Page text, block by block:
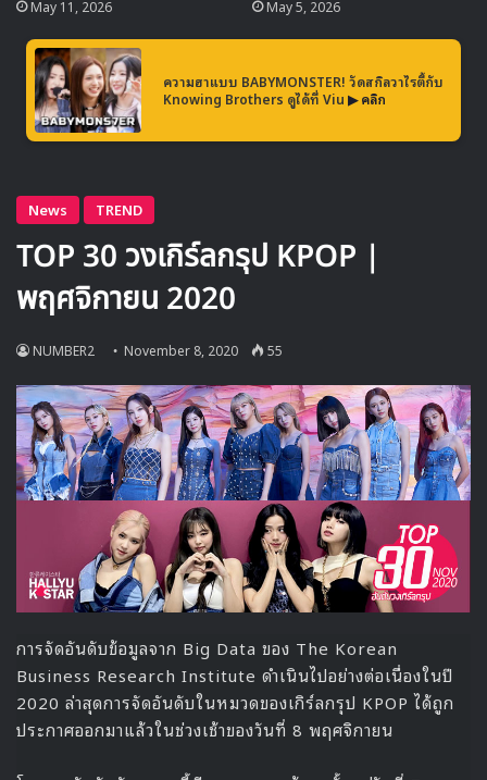
🎙GYUBIN ปลื้มเมืองไทยขนาดไหน? ถึงกลับมาถ่าย
MV เพลงใหม่ LIKE U 100 ที่กรุงเทพ
จากการเปิดตัวก่อนหน้านี้ทาง SM Entertainment ได้ให้
ข้อมูลเกี่ยวกับเธอไว้ว่าเธอเป็นสมาชิกวง aespa ที่มีความ
สามารถโดเด่นด้านการร้องเพลง และมีพลังเสียงที่เป็น
เอกลักษณ์
GISELLE & æ-
GISELLE
May 11, 2026 May 5, 2026
ความฮาแบบ BABYMONSTER! วัดสกิลวาไรตี้กับ
Knowing Brothers ดูได้ที่ Viu ▶ คลิก